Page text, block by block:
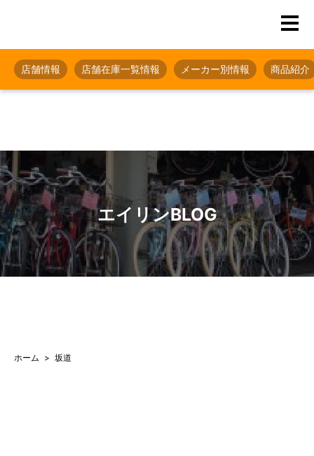
店舗情報 店舗在庫一覧情報 メーカー別情報 商品紹介
エイリンBLOG
ホーム 坂道